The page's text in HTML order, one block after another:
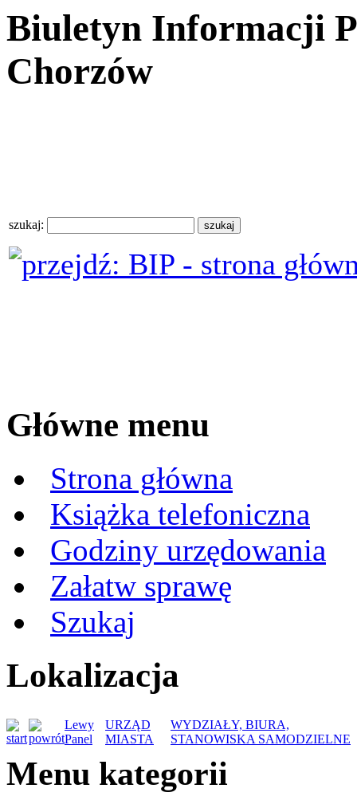
Biuletyn Informacji
Chorzów
szukaj:
Główne menu
Strona główna
Książka telefoniczna
Godziny urzędowania
Załatw sprawę
Szukaj
Lokalizacja
Lewy
Panel
URZĄD
MIASTA
WYDZIAŁY, BIURA,
STANOWISKA SAMODZIELNE
Menu kategorii